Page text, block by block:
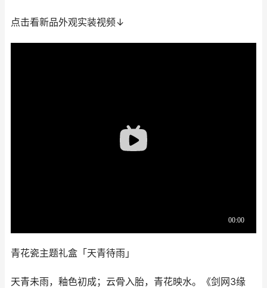
点击看新品外观实装视频↓
青花瓷主题礼盒「天青待雨」
天青未雨，釉色初成；云骨入胎，青花映水。《剑网3缘